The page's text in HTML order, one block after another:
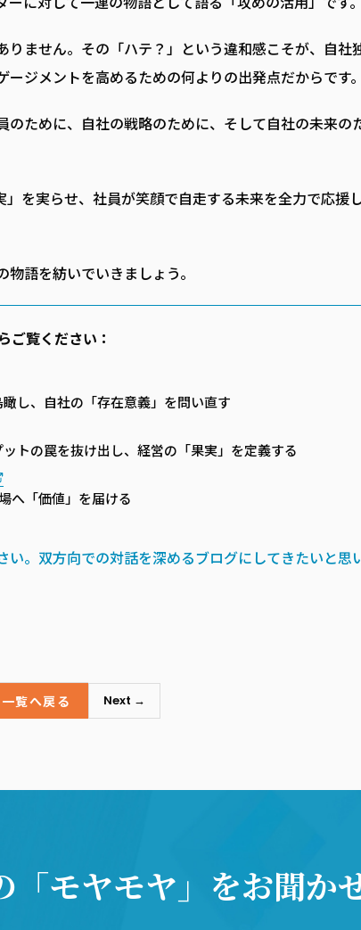
ません。その「ハテ？」という違和感こそが、自社
ジメントを高めるための何よりの出発点だからです
ために、自社の戦略のために、そして自社の未来の
を実らせ、社員が笑顔で自走する未来を全力で応援
語を紡いでいきましょう。
ご覧ください：
し、自社の「存在意義」を問い直す
トの罠を抜け出し、経営の「果実」を定義する
へ「価値」を届ける
。双方向での対話を深めるブログにしてきたいと思
一覧へ戻る Next →
モヤモヤ」 をお聞か